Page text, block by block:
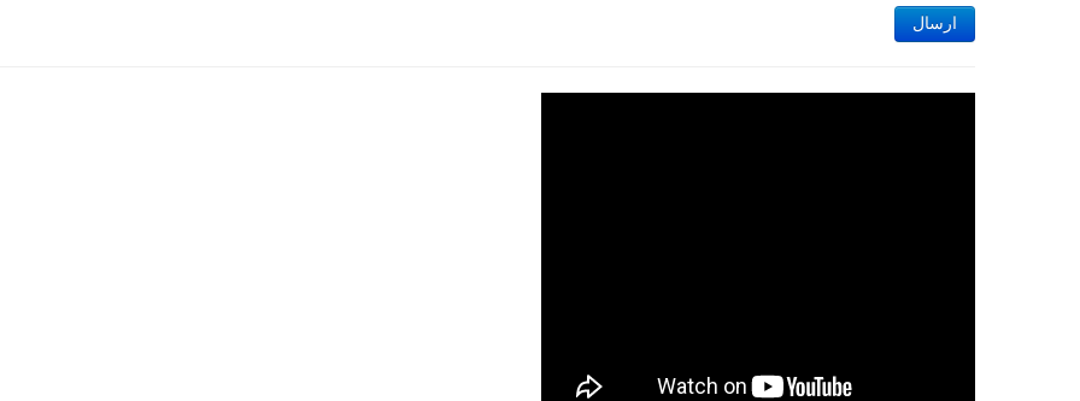
ارسال